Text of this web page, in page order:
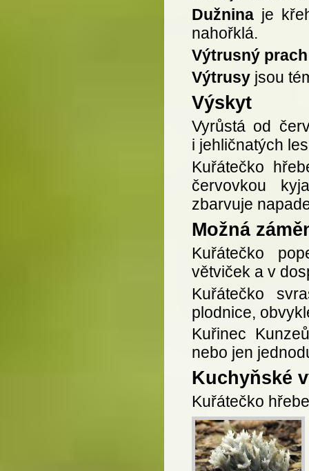
Dužnina je
nahořklá.
Výtrusný prach
Výtrusy jsou
Výskyt
Vyrůstá od
i jehličnatých
Kuřátečko
červovkou
zbarvuje
Možná
Kuřátečko
větviček a v
Kuřátečko
plodnice,
Kuřinec
nebo jen
Kuchyňské
Kuřátečko